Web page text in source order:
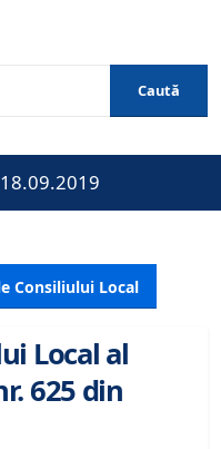
Caută
Consiliului Local
Local al
625 din